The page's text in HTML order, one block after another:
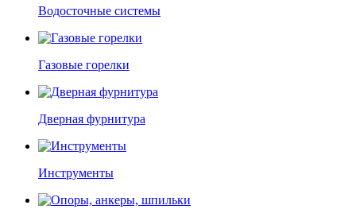
Водосточные системы
Газовые горелки
Дверная фурнитура
Инструменты